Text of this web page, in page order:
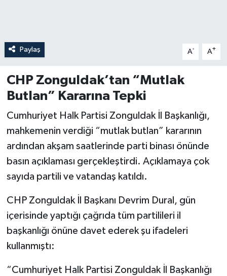
Paylaş A- A+
CHP Zonguldak’tan “Mutlak
Butlan” Kararına Tepki
Cumhuriyet Halk Partisi Zonguldak İl Başkanlığı,
mahkemenin verdiği “mutlak butlan” kararının
ardından akşam saatlerinde parti binası önünde
basın açıklaması gerçekleştirdi. Açıklamaya çok
sayıda partili ve vatandaş katıldı.
CHP Zonguldak İl Başkanı Devrim Dural, gün
içerisinde yaptığı çağrıda tüm partilileri il
başkanlığı önüne davet ederek şu ifadeleri
kullanmıştı:
“Cumhuriyet Halk Partisi Zonguldak İl Başkanlığı